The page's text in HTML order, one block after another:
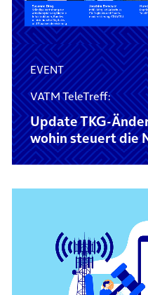
EVENT
VATM TeleTreff:
Update TKG-
wohin steuert die